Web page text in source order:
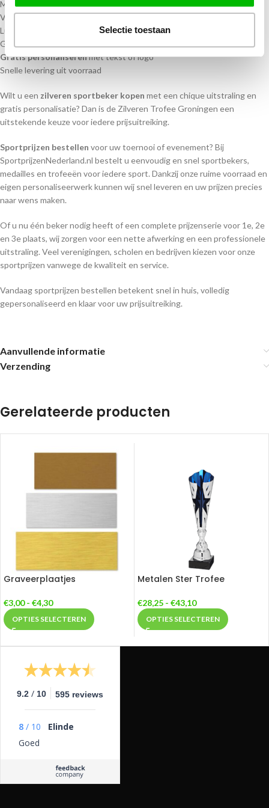
Selectie toestaan
Materiaal cup: Metaal
Voet: Echt marmer
Luxe en sportieve uitstraling
Geschikt voor iedere sport
Gratis personaliserenmet tekst of logo
Snelle levering uit voorraad
Wilt u een zilveren sportbeker kopen met een chique uitstraling en
gratis personalisatie? Dan is de Zilveren Trofee Groningen een
uitstekende keuze voor iedere prijsuitreiking.
Sportprijzen bestellen voor uw toernooi of evenement? Bij
SportprijzenNederland.nl bestelt u eenvoudig en snel sportbekers,
medailles en trofeeën voor iedere sport. Dankzij onze ruime voorraad en
eigen personaliseerwerk kunnen wij snel leveren en uw prijzen precies
naar wens maken.
Of u nu één beker nodig heeft of een complete prijzenserie voor 1e, 2e
en 3e plaats, wij zorgen voor een nette afwerking en een professionele
uitstraling. Veel verenigingen, scholen en bedrijven kiezen voor onze
sportprijzen vanwege de kwaliteit en service.
Vandaag sportprijzen bestellen betekent snel in huis, volledig
gepersonaliseerd en klaar voor uw prijsuitreiking.
Aanvullende informatie
Verzending
Gerelateerde producten
Graveerplaatjes
€3,00 - €4,30
OPTIES SELECTEREN
Metalen Ster Trofee
€28,25 - €43,10
OPTIES SELECTEREN
9.2 / 10 595 reviews
8 / 10
Elinde
Goed